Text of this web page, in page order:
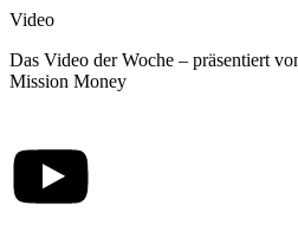
Video
Das Video der Woche – präsentiert
Mission Money